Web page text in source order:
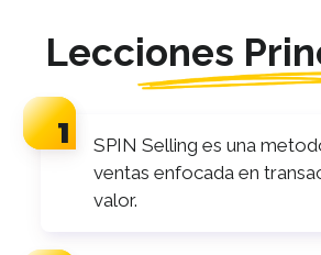
Lecciones
SPIN Selling es una
ventas enfocada en
valor.